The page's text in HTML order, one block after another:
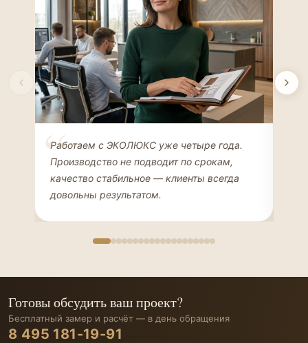
Елена Соколова
ДИЗАЙНЕР ИНТЕРЬЕРОВ
Работаем с ЭКОЛЮКС уже четыре года.
Производство не подводит по срокам,
качество стабильное — клиенты всегда
довольны результатом.
Готовы обсудить ваш проект?
Бесплатный замер и расчёт — в день обращения
8 495 181-19-91